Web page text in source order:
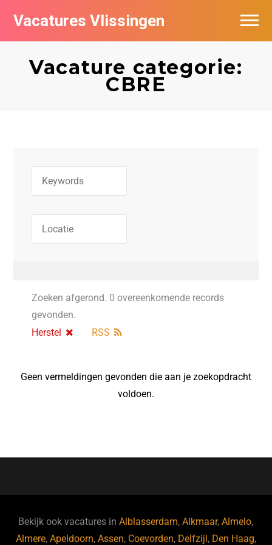
Vacatures Vlissingen
Vacature categorie:
CBRE
Zoeken afgerond. 0 overeenkomende records
gevonden.
Herstel
RSS
Geen vermeldingen gevonden die aan je zoekopdracht
voldoen.
Bekijk ook vacatures inAlblasserdam,Alkmaar,Almelo,
Almere, Apeldoorn, Assen, Coevorden, Delfzijl , Den Haag,